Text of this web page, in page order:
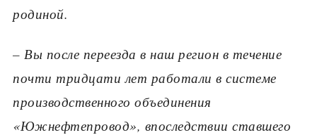
родиной.
– Вы после переезда в наш регион в течение
почти тридцати лет работали в системе
производственного объединения
«Южнефтепровод», впоследствии ставшего